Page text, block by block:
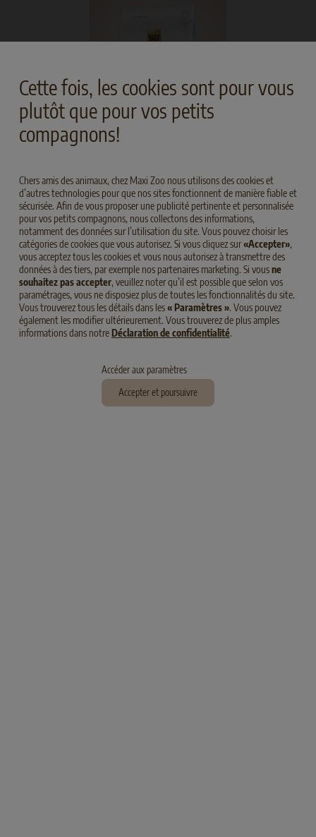
Volaille au Riz
PARMI LES PRODUITS
NOTRE GAMME DE PRODUITS
Cette fois, les cookies sont pour vous
plutôt que pour vos petits
compagnons!
Chers amis des animaux, chez Maxi Zoo nous utilisons des cookies et
d’autres technologies pour que nos sites fonctionnent de manière fiable et
sécurisée. Afin de vous proposer une publicité pertinente et personnalisée
pour vos petits compagnons, nous collectons des informations,
notamment des données sur l’utilisation du site. Vous pouvez choisir les
catégories de cookies que vous autorisez. Si vous cliquez sur«Accepter»,
vous acceptez tous les cookies et vous nous autorisez à transmettre des
données à des tiers, par exemple nos partenaires marketing. Si vousne
souhaitez pas accepter, veuillez noter qu’il est possible que selon vos
paramétrages, vous ne disposiez plus de toutes les fonctionnalités du site.
Vous trouverez tous les détails dans les« Paramètres ». Vous pouvez
également les modifier ultérieurement. Vous trouverez de plus amples
informations dans notreDéclaration de confidentialité.
Accéder aux paramètres
Accepter et poursuivre